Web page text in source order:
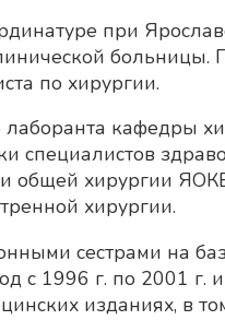
при
больницы.
по хирургии.
кафедры
специалистов
общей хирургии
хирургии.
сестрами на
с 1996 г. по 2001 г.
изданиях, в